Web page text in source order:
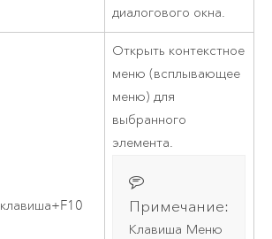
диалогового окна.
клавиша+F10
Открыть контекстное
меню (всплывающее
меню) для
выбранного
элемента.
Примечание:
Клавиша Меню